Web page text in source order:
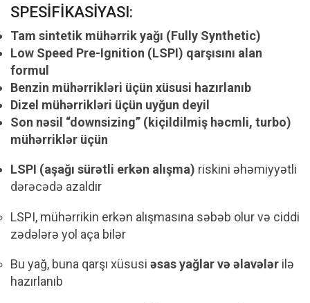
SPESİFİKASİYASI:
Tam sintetik mühərrik yağı (Fully Synthetic)
Low Speed Pre-Ignition (LSPI) qarşısını alan
formul
Benzin mühərrikləri üçün xüsusi hazırlanıb
Dizel mühərrikləri üçün uyğun deyil
Son nəsil “downsizing” (kiçildilmiş həcmli, turbo)
mühərriklər üçün
LSPI (aşağı sürətli erkən alışma) riskini əhəmiyyətli
dərəcədə azaldır
LSPI, mühərrikin erkən alışmasına səbəb olur və ciddi
zədələrə yol aça bilər
Bu yağ, buna qarşı xüsusi əsas yağlar və əlavələr ilə
hazırlanıb